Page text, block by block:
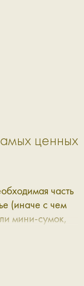
ценных
часть
(иначе с чем
мини-сумок,